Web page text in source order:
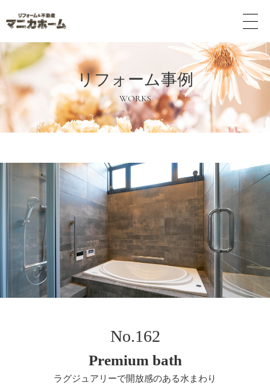
メ
ュ
ー
ボ
タ
ン
リフォーム事例
WORKS
No.162
Premium bath
ラグジュアリーで開放感のある水まわり